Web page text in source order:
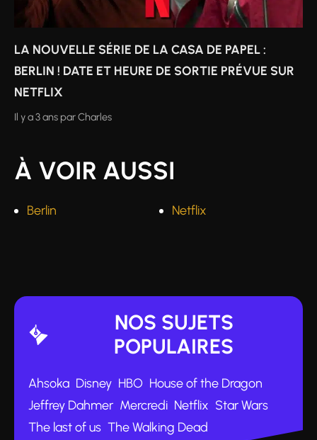
LA NOUVELLE SÉRIE DE LA CASA DE PAPEL :
BERLIN ! DATE ET HEURE DE SORTIE PRÉVUE SUR
NETFLIX
Il y a 3 ans parCharles
À VOIR AUSSI
Berlin Netflix
NOS SUJETS
POPULAIRES
Ahsoka Disney HBO House of the Dragon
Jeffrey Dahmer Mercredi Netflix Star Wars
The last of us The Walking Dead